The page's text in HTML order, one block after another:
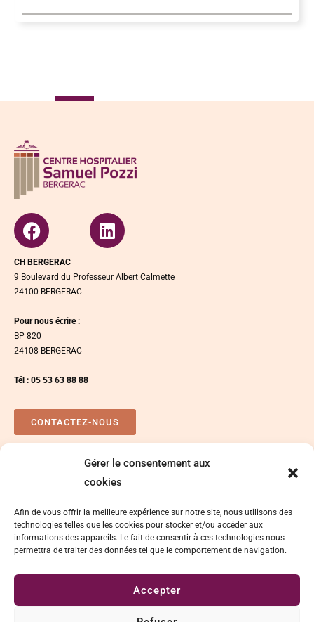
Gérer le consentement aux
cookies
Afin de vous offrir la meilleure expérience sur notre site, nous utilisons des
technologies telles que les cookies pour stocker et/ou accéder aux
informations des appareils. Le fait de consentir à ces technologies nous
permettra de traiter des données tel que le comportement de navigation.
Accepter
CH BERGERAC
9 Boulevard du Professeur Albert Calmette
24100 BERGERAC
Pour nous écrire :
BP 820
24108 BERGERAC
Tél : 05 53 63 88 88
CONTACTEZ-NOUS
Espace presse